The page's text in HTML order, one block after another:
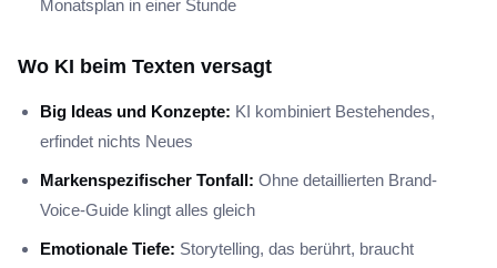
Monatsplan in einer Stunde
Wo KI beim Texten versagt
Big Ideas und Konzepte: KI kombiniert Bestehendes,
erfindet nichts Neues
Markenspezifischer Tonfall: Ohne detaillierten Brand-
Voice-Guide klingt alles gleich
Emotionale Tiefe: Storytelling, das berührt, braucht